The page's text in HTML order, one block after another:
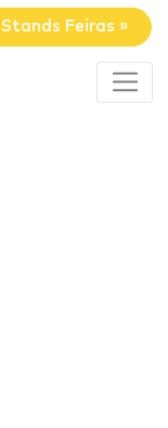
Stands Feiras »